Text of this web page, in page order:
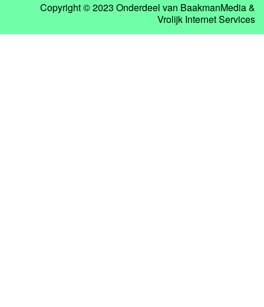
Copyright © 2023 Onderdeel van BaakmanMedia&
Vrolijk Internet Services